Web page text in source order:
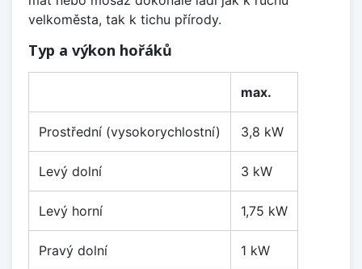
velkoměsta, tak k tichu přírody.
Typ a výkon hořáků
max.
Prostřední (vysokorychlostní) 3,8 kW
Levý dolní 3 kW
Levý horní 1,75 kW
Pravý dolní 1 kW